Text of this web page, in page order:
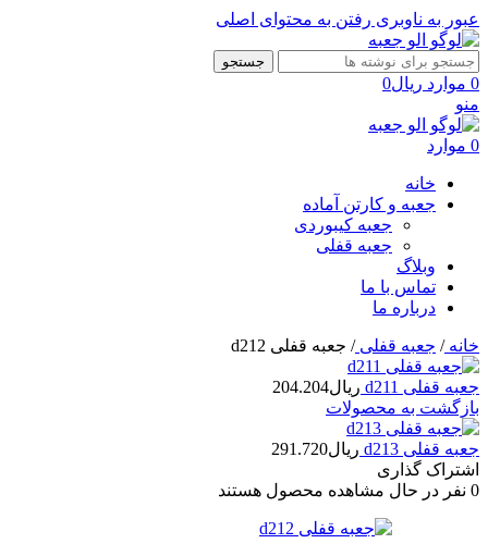
عبور به ناوبری رفتن به محتوای اصلی
جستجو
0 موارد ریال0
منو
0 موارد
خانه
جعبه و کارتن آماده
جعبه کیبوردی
جعبه قفلی
وبلاگ
تماس با ما
درباره ما
خانه/ جعبه قفلی/ جعبه قفلی d212
جعبه قفلی d211 ریال204.204
بازگشت به محصولات
جعبه قفلی d213 ریال291.720
اشتراک گذاری
0 نفر در حال مشاهده محصول هستند